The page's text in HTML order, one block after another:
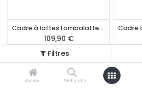
Filtres
Accueil Rechercher
Cadre à lattes Lombalattes 140 x 190 cm
109,90 €